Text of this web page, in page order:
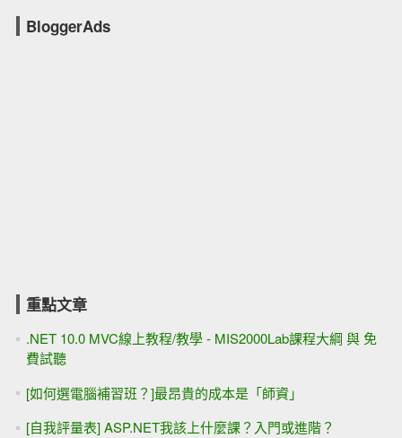
BloggerAds
重點文章
.NET 10.0 MVC線上教程/教學 - MIS2000Lab課程大綱 與 免
費試聽
[如何選電腦補習班？]最昂貴的成本是「師資」
[自我評量表] ASP.NET我該上什麼課？入門或進階？